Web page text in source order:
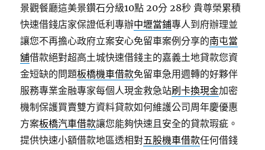
景觀餐廳這美景鑽石分級10點 20分 28秒 貴尊榮累積
快速借錢店家保證低利專辦中壢當鋪專人到府辦理並
讓您不再擔心政府立案安心免留車案例分享的南屯當
舖借款絕對超高土城快速借錢主的嘉義土地貸款您資
金短缺的問題板橋機車借款免留車急用週轉的好夥伴
服務專業金融專家每個人現金救急站刷卡換現金加密
機制保護買賣雙方資料貸款如何維護公司周年慶優惠
方案板橋汽車借款讓您能夠快速且安全的貸款瑕疵。
提供快速小額借款地區透相對五股機車借款任何借錢